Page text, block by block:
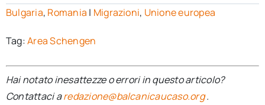
Bulgaria, Romania | Migrazioni, Unione europea
Tag:Area Schengen
Hai notato inesattezze o errori in questo articolo?
Contattaci aredazione@balcanicaucaso.org.